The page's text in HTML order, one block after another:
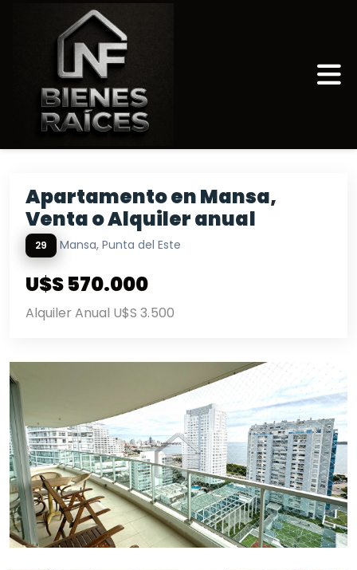
Apartamento en Mansa,
Venta o Alquiler anual
29 Mansa, Punta del Este
U$S 570.000
Alquiler Anual U$S 3.500